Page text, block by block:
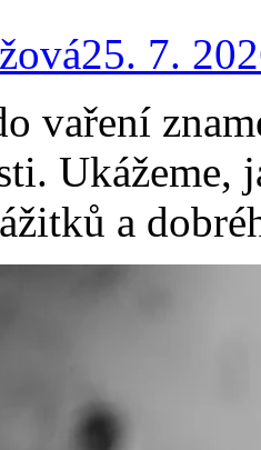
25. 7.
vaření
Ukážeme,
a